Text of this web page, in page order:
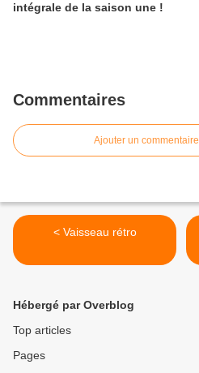
intégrale de la saison une !
Commentaires
Ajouter un commentaire
< Vaisseau rétro
Hébergé par Overblog
Top articles
Pages